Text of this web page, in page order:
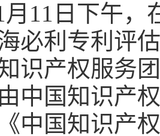
月11日下午，
必利专利评
识产权服务
中国知识产
中国知识产